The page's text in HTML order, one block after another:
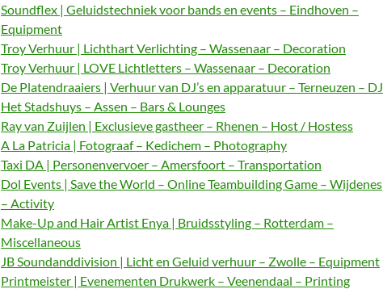
Soundflex | Geluidstechniek voor bands en events – Eindhoven –
Equipment
Troy Verhuur | Lichthart Verlichting – Wassenaar – Decoration
Troy Verhuur | LOVE Lichtletters – Wassenaar – Decoration
De Platendraaiers | Verhuur van DJ’s en apparatuur – Terneuzen – DJ
Het Stadshuys – Assen – Bars & Lounges
Ray van Zuijlen | Exclusieve gastheer – Rhenen – Host / Hostess
A La Patricia | Fotograaf – Kedichem – Photography
Taxi DA | Personenvervoer – Amersfoort – Transportation
Dol Events | Save the World – Online Teambuilding Game – Wijdenes
– Activity
Make-Up and Hair Artist Enya | Bruidsstyling – Rotterdam –
Miscellaneous
JB Soundanddivision | Licht en Geluid verhuur – Zwolle – Equipment
Printmeister | Evenementen Drukwerk – Veenendaal – Printing